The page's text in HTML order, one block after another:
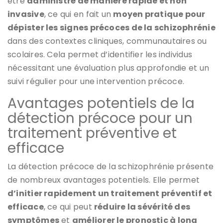
invasive, ce qui en fait un moyen pratique pour
dépister les signes précoces de la schizophrénie
dans des contextes cliniques, communautaires ou
scolaires. Cela permet d’identifier les individus
nécessitant une évaluation plus approfondie et un
suivi régulier pour une intervention précoce.
Avantages potentiels de la
détection précoce pour un
traitement préventive et
efficace
La détection précoce de la schizophrénie présente
de nombreux avantages potentiels. Elle permet
d’initier rapidement un traitement préventif et
efficace, ce qui peut réduire la sévérité des
symptômeset améliorer le pronostic à long